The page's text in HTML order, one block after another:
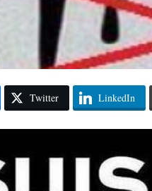
Twitter LinkedIn